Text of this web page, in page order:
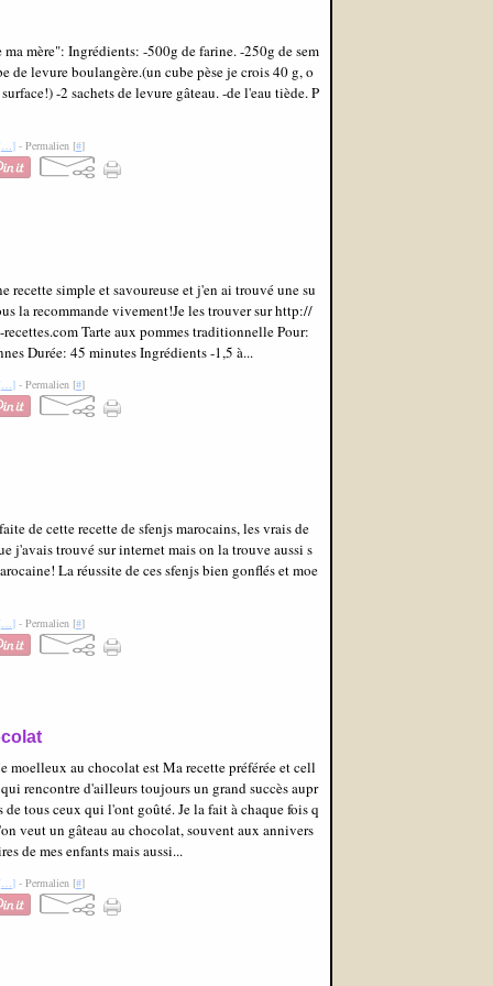
mère": Ingrédients: -500g de farine. -250g de sem
de levure boulangère.(un cube pèse je crois 40 g, o
-2 sachets de levure gâteau. -de l'eau tiède. P
…] - Permalien [#]
recette simple et savoureuse et j'en ai trouvé une su
la recommande vivement!Je les trouver sur http://
Tarte aux pommes traditionnelle Pour:
Durée: 45 minutes Ingrédients -1,5 à...
…] - Permalien [#]
de cette recette de sfenjs marocains, les vrais de
j'avais trouvé sur internet mais on la trouve aussi s
La réussite de ces sfenjs bien gonflés et moe
…] - Permalien [#]
moelleux au chocolat est Ma recette préférée et cell
rencontre d'ailleurs toujours un grand succès aupr
de tous ceux qui l'ont goûté. Je la fait à chaque fois q
veut un gâteau au chocolat, souvent aux annivers
de mes enfants mais aussi...
…] - Permalien [#]